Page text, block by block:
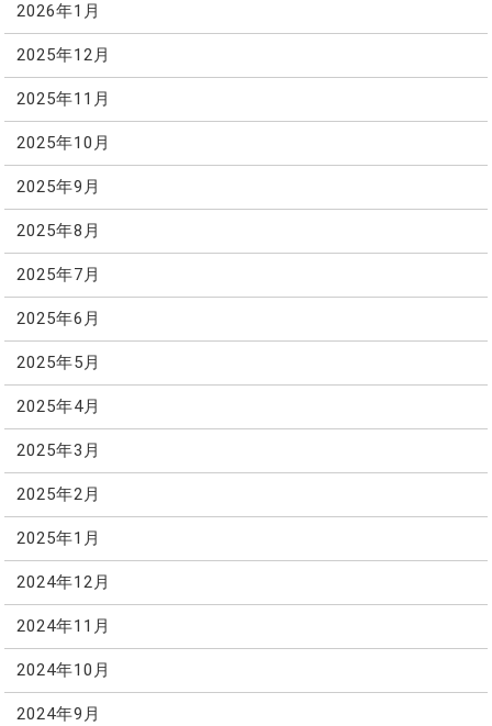
2026年1月
2025年12月
2025年11月
2025年10月
2025年9月
2025年8月
2025年7月
2025年6月
2025年5月
2025年4月
2025年3月
2025年2月
2025年1月
2024年12月
2024年11月
2024年10月
2024年9月